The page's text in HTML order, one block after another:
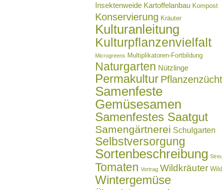
Insektenweide Kartoffelanbau Kompost
Konservierung Kräuter
Kulturanleitung
Kulturpflanzenvielfalt
Microgreens Multiplikatoren-Fortbildung
Naturgarten Nützlinge
Permakultur
Samenfeste
Gemüsesamen
Samenfestes Saatgut
Samengärtnerei Schulgarten
Selbstversorgung
Sortenbeschreibung
Tomaten Vortrag Wildkräuter
Wintergemüse